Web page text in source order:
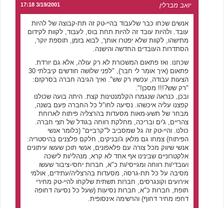
יואב מברלין 3/19/2001 17:18
אנשים שכחו כבר שלעבוד בהיי-טק זה תת-קבוצה של להיות
עובד. ולהיות עובד זה להיות תחת בוס, לעבוד, לקוות לקידום
מתישהו, לקוות שלא יפטרו אותך, לבוא בזמן, תוספת יוקר,
הסתדרות העובדים החדשה והישנה.
שכחנו. ואז פתאום המשכורת לא רק עולה, אלא גם יורדת.
פתאום (איך אומר לי חבר), "לפני שלושה חודשים קיבלתי 30
הצעות עבודה, עכשיו רק שש". ואיך הגיבה חברה בסרקזם:
"רק שש?!!! מסכן!".
ובכן, כנראה שנגמרו הקלמנטינות קצת. היתה בועה שכולנו
קפצנו עליה איכשהו. נסיעה לחו"ל כל החברה פעם בשנה,
מבחר של תשע-מאות מסעדות בהרצליה פיתוח לארוחת
צהריים, ג'ים ובריכה, מחלקת רווחה בגודל של חצי חברה.
כולנו. והיי-טק זה גל שמסביב ל"קרביים" (כלומר אנשי
הפיתוח) צמחו גם מלאן ג'ובניקים, חלקם פלצנים בהיסטריה:
אנשי שיווק מכל צורה עם פלאפונים, אנשי תוכן שעשו עיתונים
אלקטרוניים שבינינו אף אחד לא קרא, מנהלי/ות לישכה
ועובדי/ות רווחה ומגייסי/ות כ"א, חברות יחסי-ציבור שעשו
מסיבה על כל תת-גרסה, מסעדות בהרצליה/עתידים, אולמי
אירועים וקונגרסים, חברות תשתית שלקחו להיי-טק מחירי
תופת, חברות כ"א, חברות נסיעות (שעל כל נסיעה דחופה
דחפו מחיר דחוף) והרשימה אינסופית.